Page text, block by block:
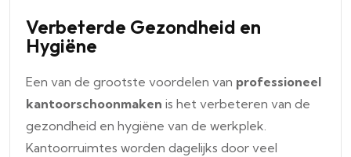
Verbeterde Gezondheid en
Hygiëne
Een van de grootste voordelen van professioneel
kantoorschoonmaken is het verbeteren van de
gezondheid en hygiëne van de werkplek.
Kantoorruimtes worden dagelijks door veel